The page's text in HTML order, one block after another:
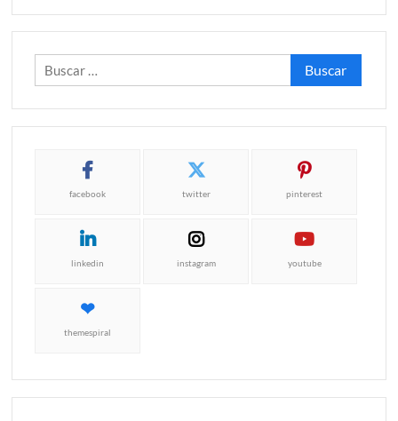
Buscar:
facebook twitter pinterest
linkedin instagram youtube
themespiral